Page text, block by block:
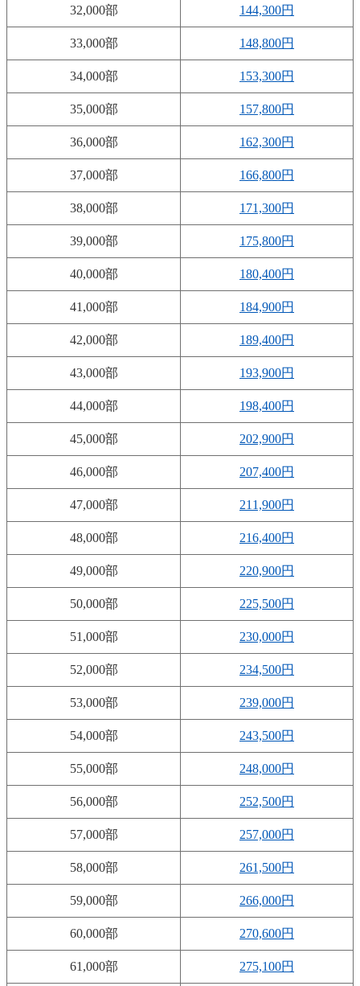
32,000部 144,300円
33,000部 148,800円
34,000部 153,300円
35,000部 157,800円
36,000部 162,300円
37,000部 166,800円
38,000部 171,300円
39,000部 175,800円
40,000部 180,400円
41,000部 184,900円
42,000部 189,400円
43,000部 193,900円
44,000部 198,400円
45,000部 202,900円
46,000部 207,400円
47,000部 211,900円
48,000部 216,400円
49,000部 220,900円
50,000部 225,500円
51,000部 230,000円
52,000部 234,500円
53,000部 239,000円
54,000部 243,500円
55,000部 248,000円
56,000部 252,500円
57,000部 257,000円
58,000部 261,500円
59,000部 266,000円
60,000部 270,600円
61,000部 275,100円